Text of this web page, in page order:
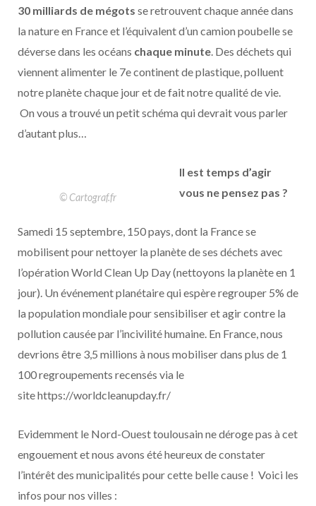
30 milliards de mégots se retrouvent chaque année dans
la nature en France et l’équivalent d’un camion poubelle se
déverse dans les océans chaque minute. Des déchets qui
viennent alimenter le 7e continent de plastique, polluent
notre planète chaque jour et de fait notre qualité de vie.
On vous a trouvé un petit schéma qui devrait vous parler
d’autant plus…
© Cartograf.fr
Il est temps d’agir
vous ne pensez pas ?
Samedi 15 septembre, 150 pays, dont la France se
mobilisent pour nettoyer la planète de ses déchets avec
l’opération World Clean Up Day (nettoyons la planète en 1
jour). Un événement planétaire qui espère regrouper 5% de
la population mondiale pour sensibiliser et agir contre la
pollution causée par l’incivilité humaine. En France, nous
devrions être 3,5 millions à nous mobiliser dans plus de 1
100 regroupements recensés via le
site https://worldcleanupday.fr/
Evidemment le Nord-Ouest toulousain ne déroge pas à cet
engouement et nous avons été heureux de constater
l’intérêt des municipalités pour cette belle cause ! Voici les
infos pour nos villes :